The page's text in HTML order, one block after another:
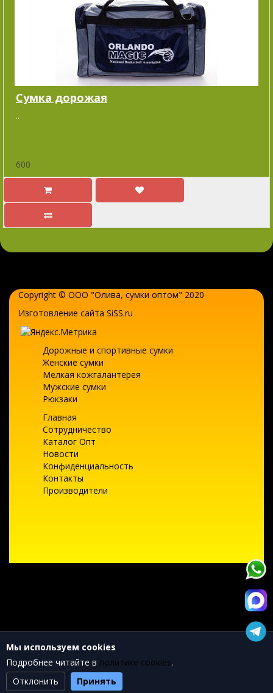
Cумка дорожая
..
600
Copyright © ООО "Олива, сумки оптом" 2020
Изготовление сайта SiSS.ru
Дорожные и спортивные сумки
Женские сумки
Мелкая кожгалантерея
Мужские сумки
Рюкзаки
Главная
Сотрудничество
Каталог Опт
Новости
Конфиденциальность
Контакты
Производители
Мы используем cookies
Подробнее читайте в политике cookies.
Отклонить
Принять